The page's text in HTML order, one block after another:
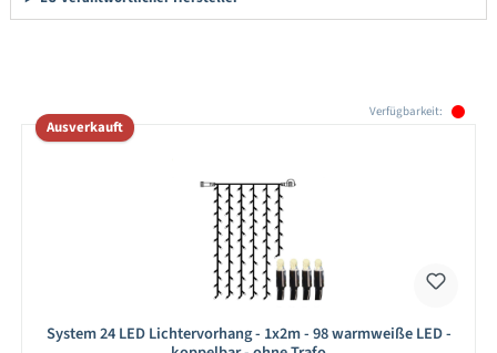
Verfügbarkeit:
Ausverkauft
System 24 LED Lichtervorhang - 1x2m - 98 warmweiße LED -